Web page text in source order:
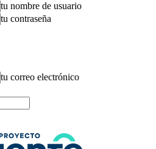
tu nombre de usuario
tu contraseña
tu correo electrónico